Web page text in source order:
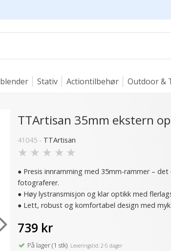
Stativ Actiontilbehør Outdoor &
TTArtisan 35mm ekstern
41045 - TTArtisan
★ ★ ★ ★ ★
● Presis innramming med 35mm-rammer –
fotograferer.
● Høy lystransmisjon og klar optikk med
● Lett, robust og komfortabel design med myk
739 kr
På lager (1 stk)Leveringstid: 2-5 dager